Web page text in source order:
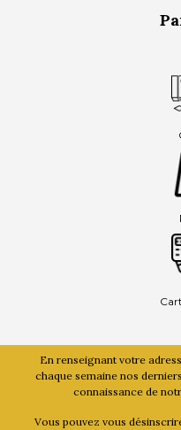
En renseignant votre
chaque semaine nos
connaissance de
Vous pouvez vous